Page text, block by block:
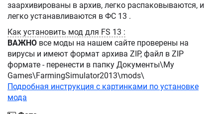
заархивированы в архив, легко распаковываются, и
легко устанавливаются в ФС 13 .
Как установить мод для FS 13 :
ВАЖНО все моды на нашем сайте проверены на
вирусы и имеют формат архива ZIP, файл в ZIP
формате - перенести в папку Документы\My
Games\FarmingSimulator2013\mods\
Подробная инструкция с картинками по установке
мода